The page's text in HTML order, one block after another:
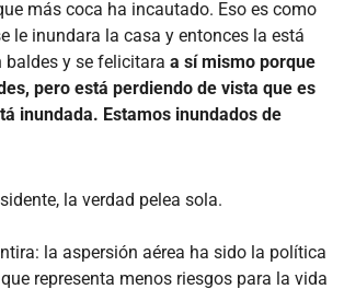
más coca ha incautado. Eso es como
le inundara la casa y entonces la está
y se felicitara a sí mismo porque
pero está perdiendo de vista que es
inundada. Estamos inundados de
la verdad pelea sola.
la aspersión aérea ha sido la política
representa menos riesgos para la vida